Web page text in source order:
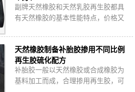
副牌天然橡胶和天然乳胶再生胶都具
有天然橡胶的基本性能特点，价格又
然橡胶生产制…
天然橡胶制备补胎胶掺用不同比例
再生胶硫化配方
补胎胶一般以天然橡胶或合成橡胶为
基料加工而成，合理掺用再生胶，可